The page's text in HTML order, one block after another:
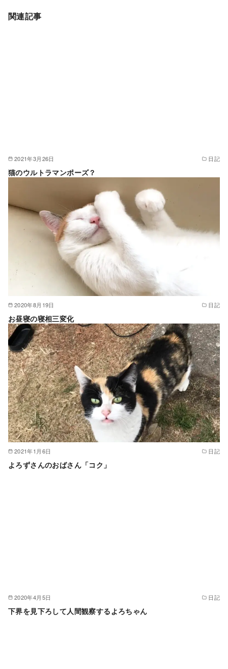
関連記事
2021年3月26日 日記
猫のウルトラマンポーズ？
2020年8月19日 日記
お昼寝の寝相三変化
2021年1月6日 日記
よろずさんのおばさん「コク」
2020年4月5日 日記
下界を見下ろして人間観察するよろちゃん